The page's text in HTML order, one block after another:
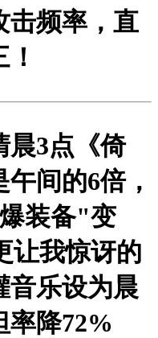
击频率，直
晨3点《倚
间的6倍，
装备"变
让我惊讶的
音乐设为晨
率降72%